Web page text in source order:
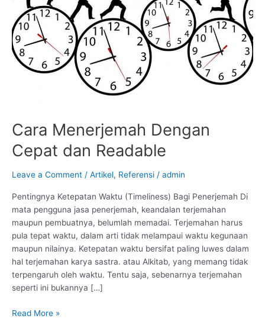
Cara Menerjemah Dengan
Cepat dan Readable
Leave a Comment / Artikel, Referensi / admin
Pentingnya Ketepatan Waktu (Timeliness) Bagi Penerjemah Di
mata pengguna jasa penerjemah, keandalan terjemahan
maupun pembuatnya, belumlah memadai. Terjemahan harus
pula tepat waktu, dalam arti tidak melampaui waktu kegunaan
maupun nilainya. Ketepatan waktu bersifat paling luwes dalam
hal terjemahan karya sastra. atau Alkitab, yang memang tidak
terpengaruh oleh waktu. Tentu saja, sebenarnya terjemahan
seperti ini bukannya […]
Cara
Read More »